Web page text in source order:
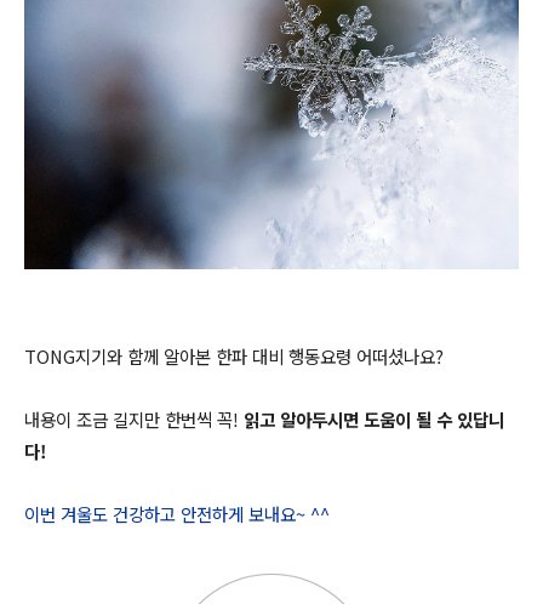
TONG지기와 함께 알아본 한파 대비 행동요령 어떠셨나요?
내용이 조금 길지만 한번씩 꼭! 읽고 알아두시면 도움이 될 수 있답니
다!
이번 겨울도 건강하고 안전하게 보내요~ ^^